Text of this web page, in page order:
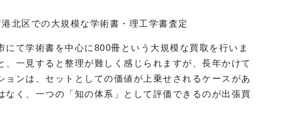
北区での大規模な学術書・理工学書査定
にて学術書を中心に800冊という大規模な買取を行いま
、一見すると整理が難しく感じられますが、長年かけて
ョンは、セットとしての価値が上乗せされるケースがあ
なく、一つの「知の体系」として評価できるのが出張買